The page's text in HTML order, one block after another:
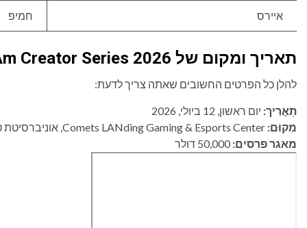
איירס חמיפ
תאריך ומקום של Fortnite Pro-Am Creator Series 2026
להלן כל הפרטים החשובים שאתה צריך לדעת:
תַאֲרִיך: יום ראשון, 12 ביולי, 2026
מִקוּם:
מאגר פרסים: